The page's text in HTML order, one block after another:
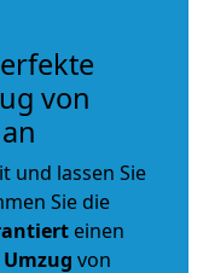
von
und lassen Sie
Sie die
einen
Umzug von